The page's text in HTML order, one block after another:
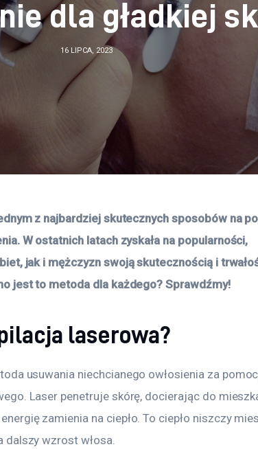
dla gładkiej
16 LIPCA, 2023
z najbardziej skutecznych sposobów na
W ostatnich latach zyskała na popularności,
jak i mężczyzn swoją skutecznością i
jest to metoda dla każdego? Sprawdźmy!
laserowa?
usuwania niechcianego owłosienia za
Laser penetruje skórę, docierając do
zamienia na ciepło. To ciepło niszczy
dalszy wzrost włosa.